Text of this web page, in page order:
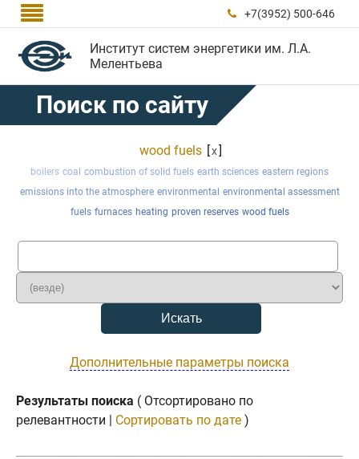
  +7(3952) 500-646
Институт систем энергетики им. Л.А.
Мелентьева
Поиск по сайту
wood fuels [x]
boilers coal combustion of solid fuels earth sciences eastern regions
emissions into the atmosphere environmental environmental assessment
fuels furnaces heating proven reserves wood fuels
Дополнительные параметры поиска
Результаты поиска ( Отсортировано по
релевантности | Сортировать по дате )